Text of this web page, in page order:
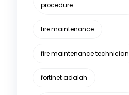
procedure
fire maintenance
fire maintenance technician
fortinet adalah